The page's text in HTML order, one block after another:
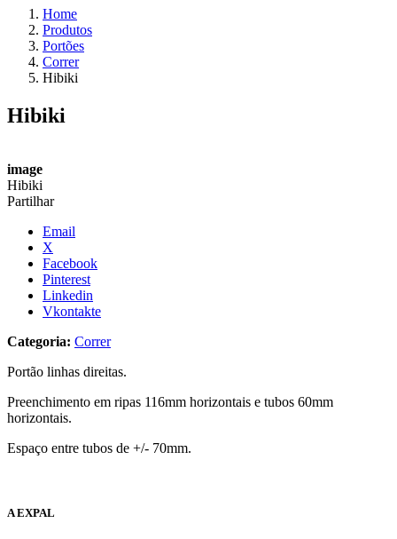
Home
Produtos
Portões
Correr
Hibiki
Hibiki
image
Hibiki
Partilhar
Email
X
Facebook
Pinterest
Linkedin
Vkontakte
Categoria: Correr
Portão linhas direitas.
Preenchimento em ripas 116mm horizontais e tubos 60mm
horizontais.
Espaço entre tubos de +/- 70mm.
A EXPAL